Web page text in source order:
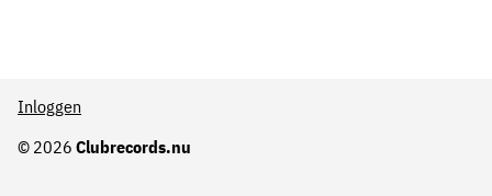
© 2026 Clubrecords.nu
Inloggen